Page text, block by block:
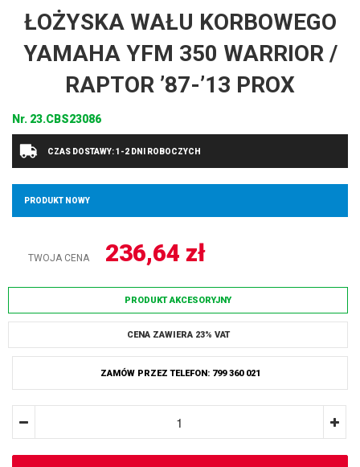
ŁOŻYSKA WAŁU KORBOWEGO
YAMAHA YFM 350 WARRIOR /
RAPTOR ’87-’13 PROX
Nr. 23.CBS23086
CZAS DOSTAWY: 1-2 DNI ROBOCZYCH
PRODUKT NOWY
TWOJA CENA 236,64 zł
PRODUKT AKCESORYJNY
CENA ZAWIERA 23% VAT
ZAMÓW PRZEZ TELEFON: 799 360 021